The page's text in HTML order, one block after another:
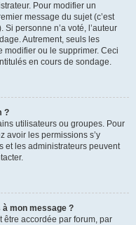
Pour modifier un
message du sujet (c’est
personne n’a voté, l’auteur
Autrement, seuls les
modifier ou le supprimer. Ceci
en cours de sondage.
?
utilisateurs ou groupes. Pour
avoir les permissions s’y
et les administrateurs peuvent
mon message ?
être accordée par forum, par